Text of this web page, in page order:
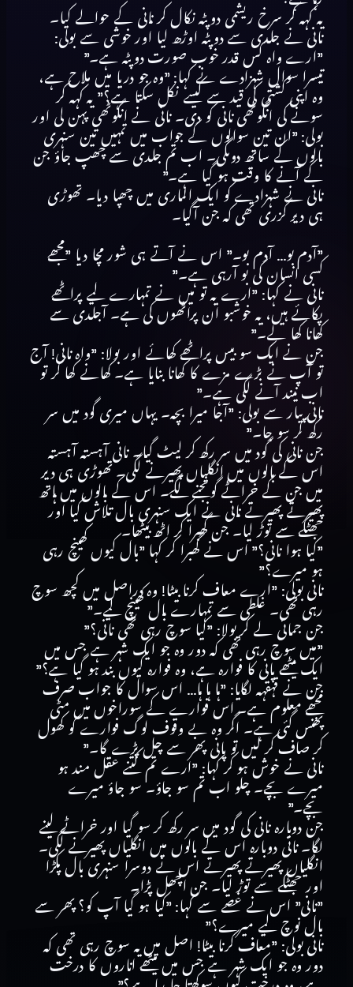
یہ کہہ کر سرخ ریشمی دوپٹہ نکال کر نانی کے حوالے کیا۔
نانی نے جلدی سے دوپٹہ اوڑھ لیا اور خوشی سے بولی:
”ارے واہ کس قدر خوب صورت دوپٹہ ہے۔”
تیسرا سوال شہزادے نے کہا: ”وہ جو دریا میں ملاح ہے،
وہ اپنی کشتی کی قید سے کیسے نکل سکتا ہے؟” یہ کہہ کر
سونے کی انگوٹھی نانی کو دی۔ نانی نے انگوٹھی پہن لی اور
بولی: ”ان تین سوالوں کے جواب میں تمہیں تین سنہری
بالوں کے ساتھ دوںگی۔ اب تم جلدی سے چھپ جاؤ جن
کے آنے کا وقت ہو گیا ہے۔”
نانی نے شہزادے کو ایک الماری میں چھپا دیا۔ تھوڑی
ہی دیر گزری تھی کہ جن آگیا۔
”آدم بو… آدم بو۔” اس نے آتے ہی شور مچا دیا ”مجھے
کسی انسان کی بو آرہی ہے۔”
نانی نے کہا: ”ارے یہ تو میں نے تمہارے لیے پراٹھے
پکائے ہیں، یہ خوشبو ان پراٹھوں کی ہے۔ آجلدی سے
کھانا کھا لے۔”
جن نے ایک سو بیس پراٹھے کھائے اور بولا: ”واہ نانی! آج
تو آپ نے بڑے مزے کا کھانا بنایا ہے۔ کھانے کھا کر تو
اب نیند آنے لگی ہے۔”
نانی پیار سے بولی: ”آجا میرا بچہ۔ یہاں میری گود میں سر
رکھ کر سو جا۔”
جن نانی کی گود میں سر رکھ کر لیٹ گیا۔ نانی آہستہ آہستہ
اس کے بالوں میں انگلیاں پھیرنے لگی۔ تھوڑی ہی دیر
میں جن کے خراٹے گونجنے لگے۔ اس کے بالوں میں ہاتھ
پھیرتے پھیرتے نانی نے ایک سنہری بال تلاش کیا اور
جھٹکے سے توڑ لیا۔ جن گھبرا کر اٹھ بیٹھا۔
”کیا ہوا نانی؟” اس نے گھبرا کر کہا ”بال کیوں کھینچ رہی
ہو میرے؟”
نانی بولی: ”ارے معاف کرنا بیٹا! وہ دراصل میں کچھ سوچ
رہی تھی۔ غلطی سے تمہارے بال کھینچ لیے۔”
جن جمائی لے کر بولا: ”کیا سوچ رہی تھی نانی؟”
”میں سوچ رہی تھی کہ دور وہ جو ایک شہر ہے جس میں
ایک میٹھے پانی کا فوارہ ہے، وہ فوارہ کیوں بند ہو گیا ہے؟”
جن نے قہقہہ لگایا: ”ہا ہا ہا… اس سوال کا جواب صرف
مجھے معلوم ہے۔ اس فوارے کے سوراخوں میں مٹی
پھنس گئی ہے۔ اگر وہ بے وقوف لوگ فوارے کو کھول
کر صاف کر لیں تو پانی پھر سے چل پڑے گا۔”
نانی نے خوش ہو کر کہا: ”ارے تم کتنے عقل مند ہو
میرے بچے۔ چلو اب تم سو جاؤ۔ سو جاؤ میرے
بچے۔”
جن دوبارہ نانی کی گود میں سر رکھ کر سو گیا اور خراٹے لینے
لگا۔ نانی دوبارہ اس کے بالوں میں انگلیاں پھیرنے لگی۔
انگلیاں پھیرتے پھیرتے اس نے دوسرا سنہری بال پکڑا
اور جھٹکے سے توڑ لیا۔ جن اچھل پڑا۔
”نانی” اس نے غصے سے کہا: ”کیا ہو گیا آپ کو؟ پھر سے
بال نوچ لیے میرے؟”
نانی بولی: ”معاف کرنا بیٹا! اصل میں یہ سوچ رہی تھی کہ
دور وہ جو ایک شہر ہے جس میں میٹھے اناروں کا درخت